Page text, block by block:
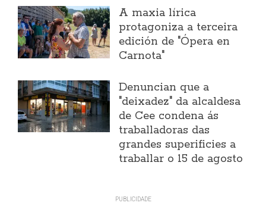
A maxia lírica
protagoniza a terceira
edición de "Ópera en
Carnota"
Denuncian que a
"deixadez" da alcaldesa
de Cee condena ás
traballadoras das
grandes superificies a
traballar o 15 de agosto